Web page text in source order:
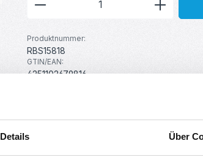
Details Über
Produktnummer:
RBS15818
GTIN/EAN:
4251102679816